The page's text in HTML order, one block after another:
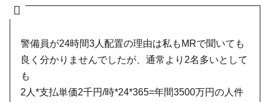
警備員が24時間3人配置の理由は私もMRで聞いても
良く分かりませんでしたが、通常より2名多いとして
も
2人*支払単価2千円/時*24*365=年間3500万円の人件